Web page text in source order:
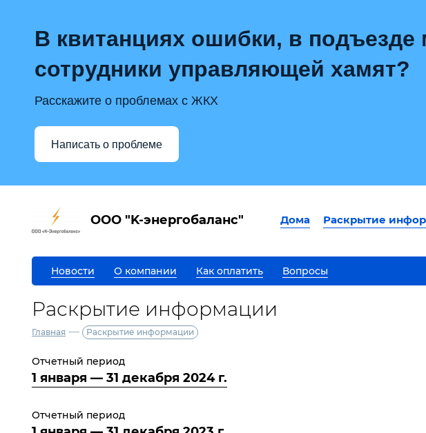
В квитанциях ошибки, в подъезде
сотрудники управляющей хамят?
Расскажите о проблемах с ЖКХ
Написать о проблеме
OOO "K-энергобаланс" Дома Раскрытие
Новости О компании Как оплатить Вопросы
Раскрытие информации
Главная — Раскрытие информации
Отчетный период
1 января — 31 декабря 2024 г.
Отчетный период